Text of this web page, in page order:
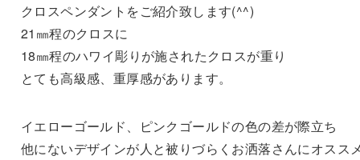
クロスペンダントをご紹介致します(^^)
21㎜程のクロスに
18㎜程のハワイ彫りが施されたクロスが重り
とても高級感、重厚感があります。
イエローゴールド、ピンクゴールドの色の差が際立ち
他にないデザインが人と被りづらくお洒落さんにオスス